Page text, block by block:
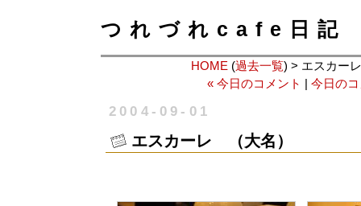
つれづれcafe日記
HOME (過去一覧) > エスカー
« 今日のコメント
今日の
2004-09-01
エスカーレ （大名）